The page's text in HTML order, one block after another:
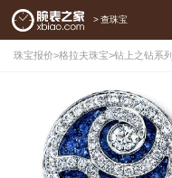
> 查珠宝
珠宝报价>格拉夫珠宝>钻上之钻系列